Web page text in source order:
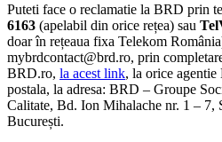
Puteti face o reclamatie la BRD prin
6163 (apelabil din orice rețea) sau
doar în rețeaua fixa Telekom
mybrdcontact@brd.ro, prin
BRD.ro, la acest link, la orice
postala, la adresa: BRD – Groupe
Calitate, Bd. Ion Mihalache nr. 1 – 7,
București.